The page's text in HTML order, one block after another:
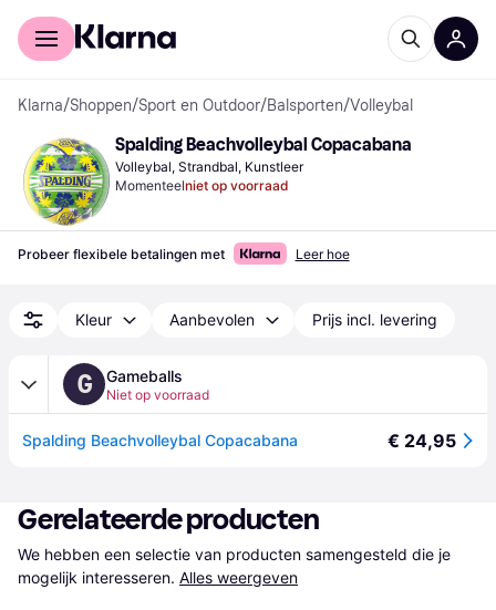
Voor shoppers
Klarna/Shoppen/Sport en Outdoor/Balsporten/Volleybal
Spalding Beachvolleybal Copacabana
Volleybal, Strandbal, Kunstleer
Momenteelniet op voorraad
Probeer flexibele betalingen met Leer hoe
Kleur Aanbevolen Prijs incl. levering
G Gameballs
Niet op voorraad
Spalding Beachvolleybal Copacabana € 24,95
Gerelateerde producten
We hebben een selectie van producten samengesteld die je
mogelijk interesseren. Alles weergeven